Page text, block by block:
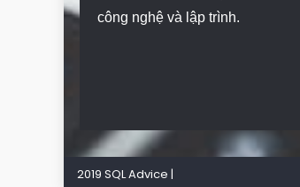
công nghệ và lập trình.
2019 SQL Advice |